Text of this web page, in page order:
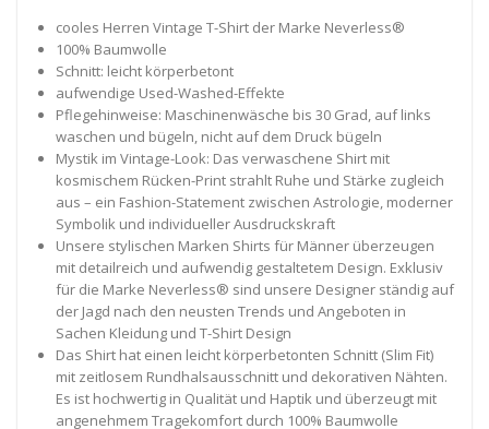
cooles Herren Vintage T-Shirt der Marke Neverless®
100% Baumwolle
Schnitt: leicht körperbetont
aufwendige Used-Washed-Effekte
Pflegehinweise: Maschinenwäsche bis 30 Grad, auf links
waschen und bügeln, nicht auf dem Druck bügeln
Mystik im Vintage-Look: Das verwaschene Shirt mit
kosmischem Rücken-Print strahlt Ruhe und Stärke zugleich
aus – ein Fashion-Statement zwischen Astrologie, moderner
Symbolik und individueller Ausdruckskraft
Unsere stylischen Marken Shirts für Männer überzeugen
mit detailreich und aufwendig gestaltetem Design. Exklusiv
für die Marke Neverless® sind unsere Designer ständig auf
der Jagd nach den neusten Trends und Angeboten in
Sachen Kleidung und T-Shirt Design
Das Shirt hat einen leicht körperbetonten Schnitt (Slim Fit)
mit zeitlosem Rundhalsausschnitt und dekorativen Nähten.
Es ist hochwertig in Qualität und Haptik und überzeugt mit
angenehmem Tragekomfort durch 100% Baumwolle